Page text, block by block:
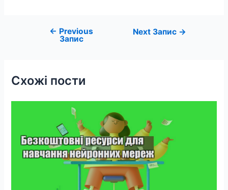
Навігація
← Previous
Запис
Next Запис →
Схожі пости